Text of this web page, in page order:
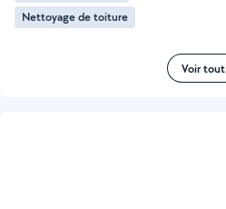
Nettoyage de toiture
Voir tout